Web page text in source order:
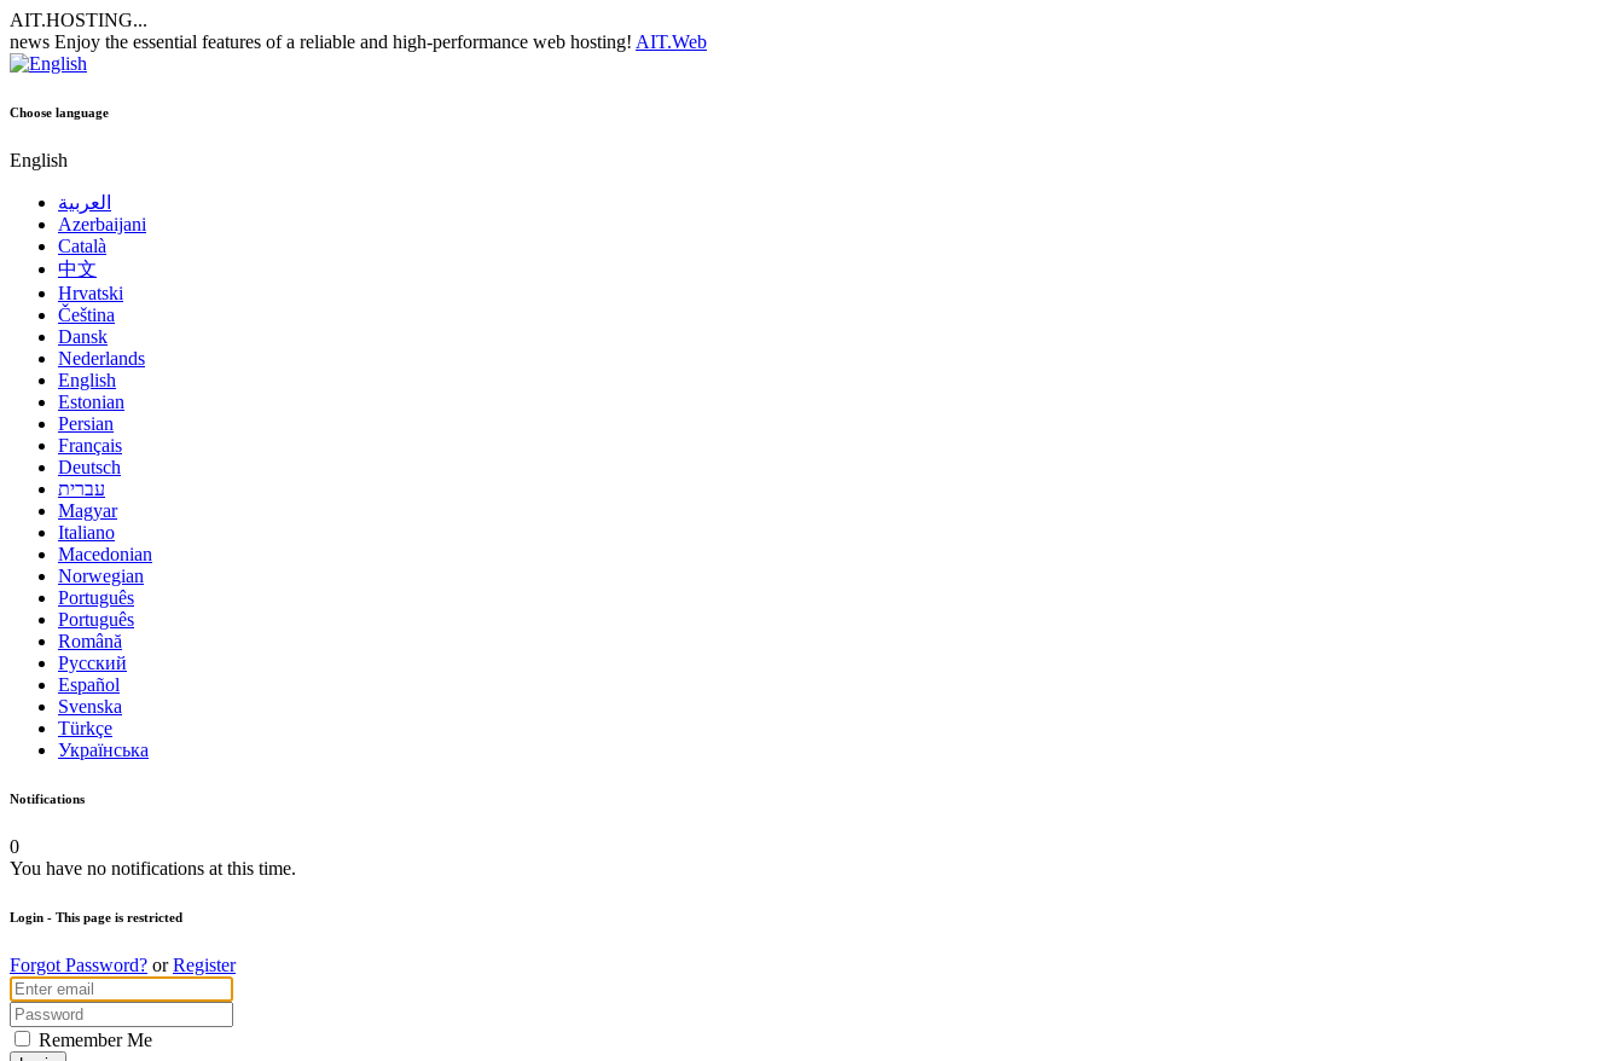
AIT.HOSTING...
news Enjoy the essential features of a reliable and high-performance web hosting! AIT.Web
Choose language
English
العربية
Azerbaijani
Català
中文
Hrvatski
Čeština
Dansk
Nederlands
English
Estonian
Persian
Français
Deutsch
עברית
Magyar
Italiano
Macedonian
Norwegian
Português
Português
Română
Русский
Español
Svenska
Türkçe
Українська
Notifications
0
You have no notifications at this time.
Login - This page is restricted
Forgot Password? orRegister
Remember Me